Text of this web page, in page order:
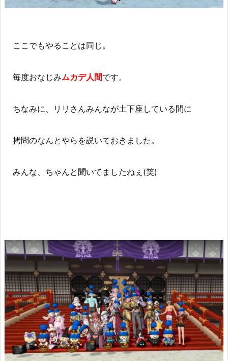
ここでもやることは同じ。
毎度おなじみムカデ人間です。
ちなみに、リリさんみんなが土下座している間に
拷問のなんとやらを説いておきました。
みんな、ちゃんと聞いてましたねぇ(笑)